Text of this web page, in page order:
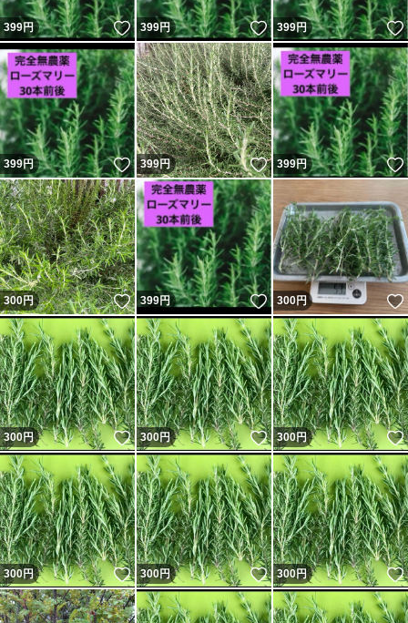
399円 いいね！
399円 いいね！
399円
399円 いいね！
399円 いいね！
399円
300円 いいね！
399円 いいね！
300円
300円 いいね！
300円 いいね！
300円
300円 いいね！
300円 いいね！
300円